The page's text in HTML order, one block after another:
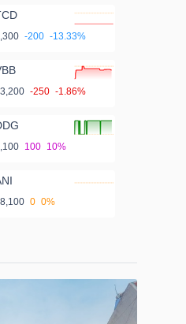
-200 -13.33%
-250 -1.86%
100 10%
0 0%